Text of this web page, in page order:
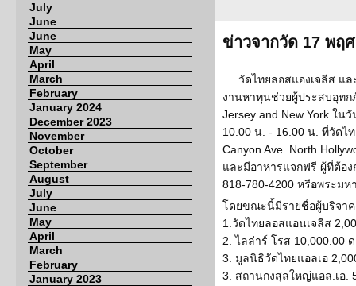
July
June
June
May
April
March
February
January 2024
December 2023
November
October
September
August
July
June
May
April
March
February
January 2023
ข่าวจากวัด 17 พฤ
วัดไทยลอสแองเจลีส แ
งานหาทุนช่วยผู้ประสบอุทก
Jersey and New York ใน
10.00 น. - 16.00 น. ที่วัดไ
Canyon Ave. North
และมีอาหารแจกฟรี ผู้ที่ต้อ
818-780-4200 หรือพระม
โดยขณะนี้มีรายชื่อผู้บริจา
1.วัดไทยลอสแอนเจลีส
2. ไลล่าร์ โรส 10,000.00
3. มูลนิธิวัดไทยแอลเอ
3. สถานกงสุลใหญ่แอล.เอ.